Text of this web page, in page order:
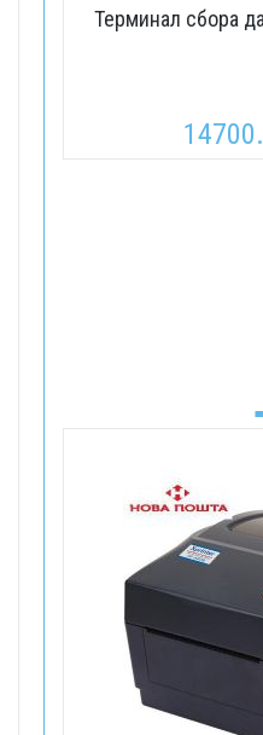
Терминал сбора